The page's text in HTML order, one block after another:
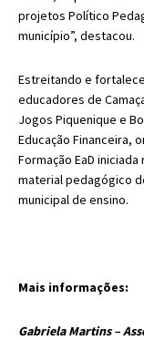
projetos Político
município”, destacou.
Estreitando e
educadores de
Jogos Piquenique e
Educação Financeira,
Formação EaD
material pedagógico
municipal de ensino.
Mais informações:
Gabriela Martins –